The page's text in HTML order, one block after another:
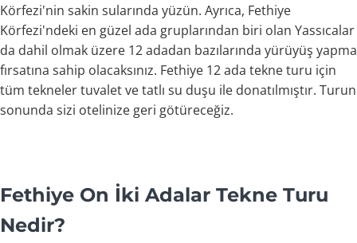
Körfezi'nin sakin sularında yüzün. Ayrıca, Fethiye
Körfezi'ndeki en güzel ada gruplarından biri olan Yassıcalar
da dahil olmak üzere 12 adadan bazılarında yürüyüş yapma
fırsatına sahip olacaksınız. Fethiye 12 ada tekne turu için
tüm tekneler tuvalet ve tatlı su duşu ile donatılmıştır. Turun
sonunda sizi otelinize geri götüreceğiz.
Fethiye On İki Adalar Tekne Turu
Nedir?